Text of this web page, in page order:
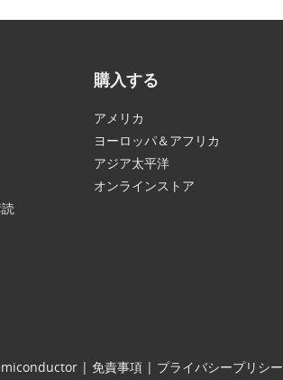
購入する
アメリカ
ヨーロッパ＆アフリカ
アジア太平洋
オンラインストア
| 免責事項 | プライバシープリシー